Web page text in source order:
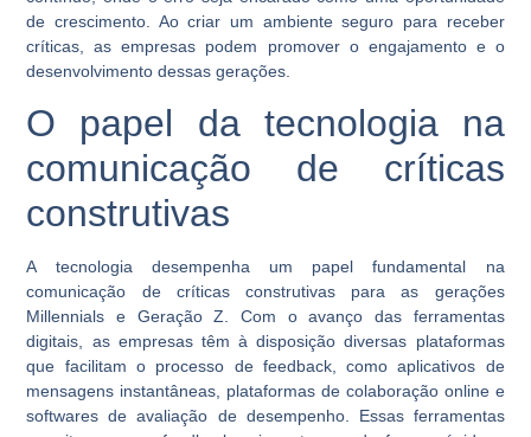
de crescimento. Ao criar um ambiente seguro para receber
críticas, as empresas podem promover o engajamento e o
desenvolvimento dessas gerações.
O papel da tecnologia na
comunicação de críticas
construtivas
A tecnologia desempenha um papel fundamental na
comunicação de críticas construtivas para as gerações
Millennials e Geração Z. Com o avanço das ferramentas
digitais, as empresas têm à disposição diversas plataformas
que facilitam o processo de feedback, como aplicativos de
mensagens instantâneas, plataformas de colaboração online e
softwares de avaliação de desempenho. Essas ferramentas